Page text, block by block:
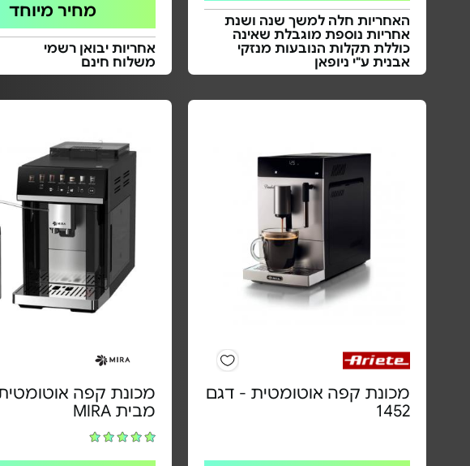
האחריות חלה למשך שנה ושנת
אחריות נוספת מוגבלת שאינה
כוללת תקלות הנובעות מנזקי
אבנית ע"י ניופאן
מחיר מיוחד
אחריות יבואן רשמי
משלוח חינם
מכונת קפה אוטומטית - דגם
1452
מכונת קפה
מבית MIRA